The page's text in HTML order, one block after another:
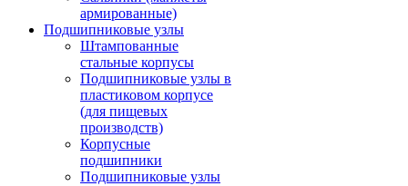
армированные)
Подшипниковые узлы
Штампованные
стальные корпусы
Подшипниковые узлы в
пластиковом корпусе
(для пищевых
производств)
Корпусные
подшипники
Подшипниковые узлы